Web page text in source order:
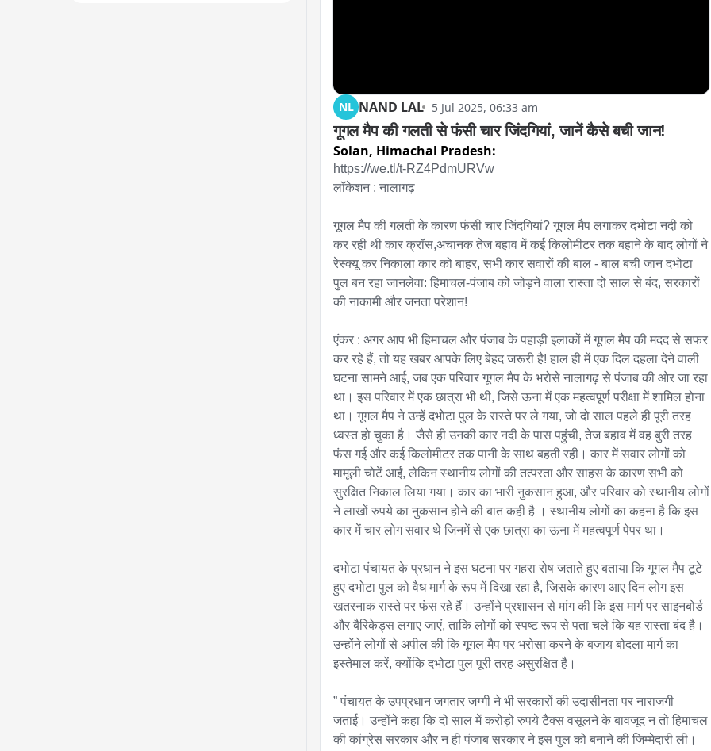
NL NAND LAL 5 Jul 2025, 06:33 am
गूगल मैप की गलती से फंसी चार जिंदगियां, जानें कैसे बची जान!
Solan, Himachal Pradesh:
https://we.tl/t-RZ4PdmURVw
लॉकेशन : नालागढ़
गूगल मैप की गलती के कारण फंसी चार जिंदगियां? गूगल मैप लगाकर दभोटा नदी को
कर रही थी कार क्रॉस,अचानक तेज बहाव में कई किलोमीटर तक बहाने के बाद लोगों ने
रेस्क्यू कर निकाला कार को बाहर, सभी कार सवारों की बाल - बाल बची जान दभोटा
पुल बन रहा जानलेवा: हिमाचल-पंजाब को जोड़ने वाला रास्ता दो साल से बंद, सरकारों
की नाकामी और जनता परेशान!
एंकर : अगर आप भी हिमाचल और पंजाब के पहाड़ी इलाकों में गूगल मैप की मदद से सफर
कर रहे हैं, तो यह खबर आपके लिए बेहद जरूरी है! हाल ही में एक दिल दहला देने वाली
घटना सामने आई, जब एक परिवार गूगल मैप के भरोसे नालागढ़ से पंजाब की ओर जा रहा
था। इस परिवार में एक छात्रा भी थी, जिसे ऊना में एक महत्वपूर्ण परीक्षा में शामिल होना
था। गूगल मैप ने उन्हें दभोटा पुल के रास्ते पर ले गया, जो दो साल पहले ही पूरी तरह
ध्वस्त हो चुका है। जैसे ही उनकी कार नदी के पास पहुंची, तेज बहाव में वह बुरी तरह
फंस गई और कई किलोमीटर तक पानी के साथ बहती रही। कार में सवार लोगों को
मामूली चोटें आईं, लेकिन स्थानीय लोगों की तत्परता और साहस के कारण सभी को
सुरक्षित निकाल लिया गया। कार का भारी नुकसान हुआ, और परिवार को स्थानीय लोगों
ने लाखों रुपये का नुकसान होने की बात कही है । स्थानीय लोगों का कहना है कि इस
कार में चार लोग सवार थे जिनमें से एक छात्रा का ऊना में महत्वपूर्ण पेपर था।
दभोटा पंचायत के प्रधान ने इस घटना पर गहरा रोष जताते हुए बताया कि गूगल मैप टूटे
हुए दभोटा पुल को वैध मार्ग के रूप में दिखा रहा है, जिसके कारण आए दिन लोग इस
खतरनाक रास्ते पर फंस रहे हैं। उन्होंने प्रशासन से मांग की कि इस मार्ग पर साइनबोर्ड
और बैरिकेड्स लगाए जाएं, ताकि लोगों को स्पष्ट रूप से पता चले कि यह रास्ता बंद है।
उन्होंने लोगों से अपील की कि गूगल मैप पर भरोसा करने के बजाय बोदला मार्ग का
इस्तेमाल करें, क्योंकि दभोटा पुल पूरी तरह असुरक्षित है।
” पंचायत के उपप्रधान जगतार जग्गी ने भी सरकारों की उदासीनता पर नाराजगी
जताई। उन्होंने कहा कि दो साल में करोड़ों रुपये टैक्स वसूलने के बावजूद न तो हिमाचल
की कांग्रेस सरकार और न ही पंजाब सरकार ने इस पुल को बनाने की जिम्मेदारी ली।